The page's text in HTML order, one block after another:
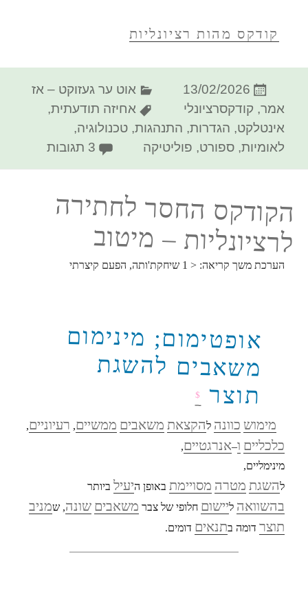
קודקס מהות רציונליות
פורסם
בתאריך
13/02/2026 קטגוריות
אוט ער געזוקט – אז
אמר, קודקסרציונלי תגיות
אחיזה תודעתית,
אינטלקט, הגדרות, התנהגות,טכנולוגיה,
לאומיות,ספורט, פוליטיקה 3 תגובות על
הקודקס החסר לחתירה
לרציונליות – מיטוב
הערכת משך קריאה: < 1 שיחקת'ותה, הפעם קיצרתי
אופטימום; מינימום
משאבים להשגת
תוצר $
מימוש כוונה להקצאת משאבים ממשיים, רעיוניים,
כלכליים ו–אנרגטיים,
מינימליים,
להשגת מטרה מסויימת באופן היעיל ביותר
בהשוואה ליישום חלופי של צבר משאבים שונה, שמניב
תוצר דומה בתנאים דומים.